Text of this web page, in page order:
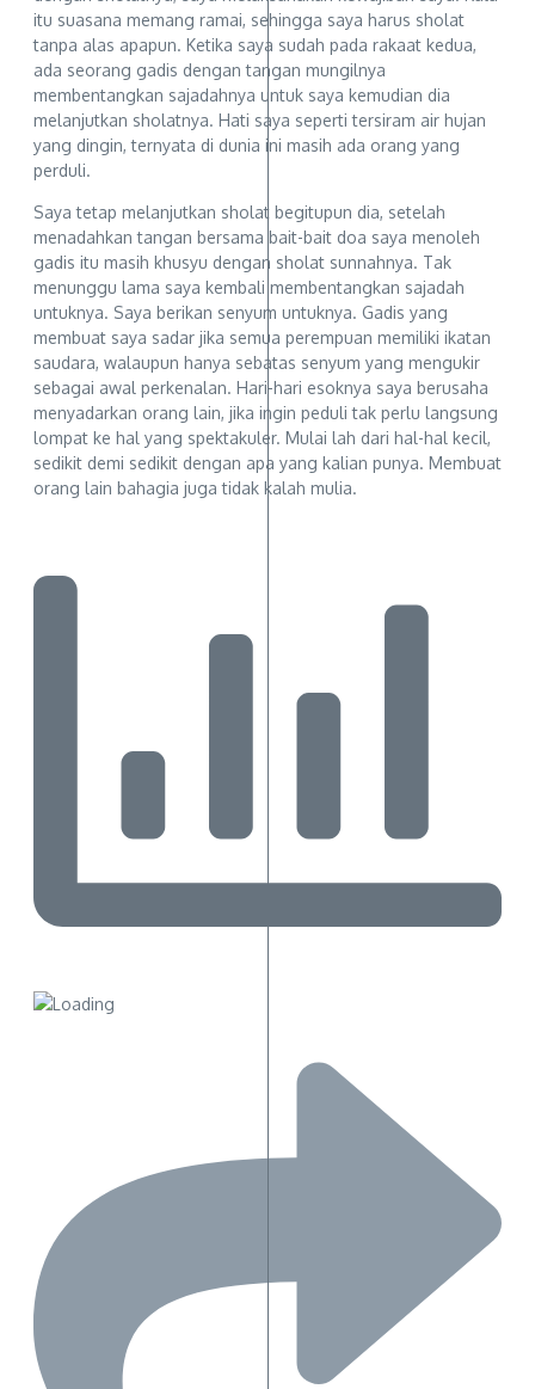
itu suasana memang ramai, sehingga saya harus sholat
tanpa alas apapun. Ketika saya sudah pada rakaat kedua,
ada seorang gadis dengan tangan mungilnya
membentangkan sajadahnya untuk saya kemudian dia
melanjutkan sholatnya. Hati saya seperti tersiram air hujan
yang dingin, ternyata di dunia ini masih ada orang yang
perduli.
Saya tetap melanjutkan sholat begitupun dia, setelah
menadahkan tangan bersama bait-bait doa saya menoleh
gadis itu masih khusyu dengan sholat sunnahnya. Tak
menunggu lama saya kembali membentangkan sajadah
untuknya. Saya berikan senyum untuknya. Gadis yang
membuat saya sadar jika semua perempuan memiliki ikatan
saudara, walaupun hanya sebatas senyum yang mengukir
sebagai awal perkenalan. Hari-hari esoknya saya berusaha
menyadarkan orang lain, jika ingin peduli tak perlu langsung
lompat ke hal yang spektakuler. Mulai lah dari hal-hal kecil,
sedikit demi sedikit dengan apa yang kalian punya. Membuat
orang lain bahagia juga tidak kalah mulia.